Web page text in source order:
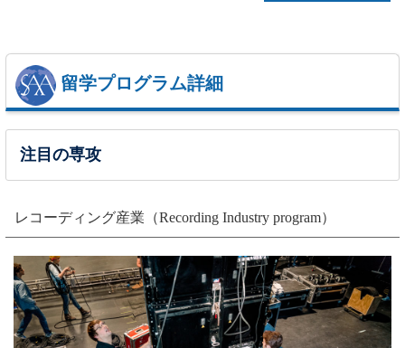
留学プログラム詳細
注目の専攻
レコーディング産業（Recording Industry program）